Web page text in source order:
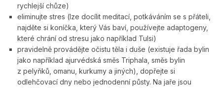
rychlejší chůze)
eliminujte stres (lze docílit meditací, potkáváním se s přáteli,
najděte si koníčka, který Vás baví, používejte adaptogeny,
které chrání od stresu jako například Tulsi)
pravidelně provádějte očistu těla i duše (existuje řada bylin
jako například ajurvédská směs Triphala, směs bylin
z pelyňků, omanu, kurkumy a jiných), dopřejte si
odlehčovací dny nebo jednodenní půsty. Na jaře jsou